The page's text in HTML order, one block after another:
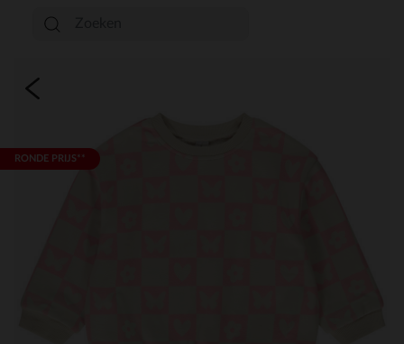
RONDE PRIJS**